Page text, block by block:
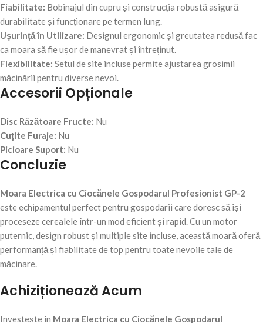
Fiabilitate: Bobinajul din cupru și construcția robustă asigură
durabilitate și funcționare pe termen lung.
Ușurință în Utilizare: Designul ergonomic și greutatea redusă fac
ca moara să fie ușor de manevrat și întreținut.
Flexibilitate: Setul de site incluse permite ajustarea grosimii
măcinării pentru diverse nevoi.
Accesorii Opționale
Disc Răzătoare Fructe: Nu
Cuțite Furaje: Nu
Picioare Suport: Nu
Concluzie
Moara Electrica cu Ciocănele Gospodarul Profesionist GP-2
este echipamentul perfect pentru gospodarii care doresc să își
proceseze cerealele într-un mod eficient și rapid. Cu un motor
puternic, design robust și multiple site incluse, această moară oferă
performanță și fiabilitate de top pentru toate nevoile tale de
măcinare.
Achiziționează Acum
Investește în Moara Electrica cu Ciocănele Gospodarul